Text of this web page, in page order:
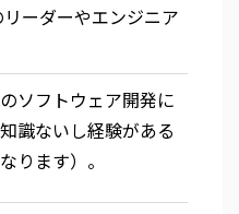
ーダーやエンジニア
ソフトウェア開発に
識ないし経験がある
ります）。